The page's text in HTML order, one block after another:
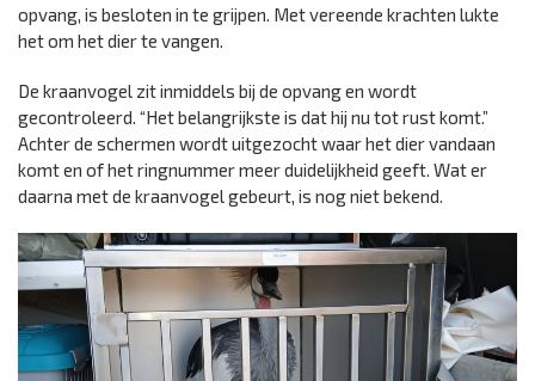
opvang, is besloten in te grijpen. Met vereende krachten lukte
het om het dier te vangen.
De kraanvogel zit inmiddels bij de opvang en wordt
gecontroleerd. “Het belangrijkste is dat hij nu tot rust komt.”
Achter de schermen wordt uitgezocht waar het dier vandaan
komt en of het ringnummer meer duidelijkheid geeft. Wat er
daarna met de kraanvogel gebeurt, is nog niet bekend.